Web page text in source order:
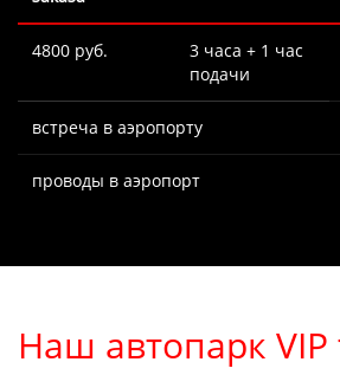
4800 руб.
3 часа + 1 час
подачи
встреча в аэропорту
проводы в аэропорт
Наш автопарк VIP